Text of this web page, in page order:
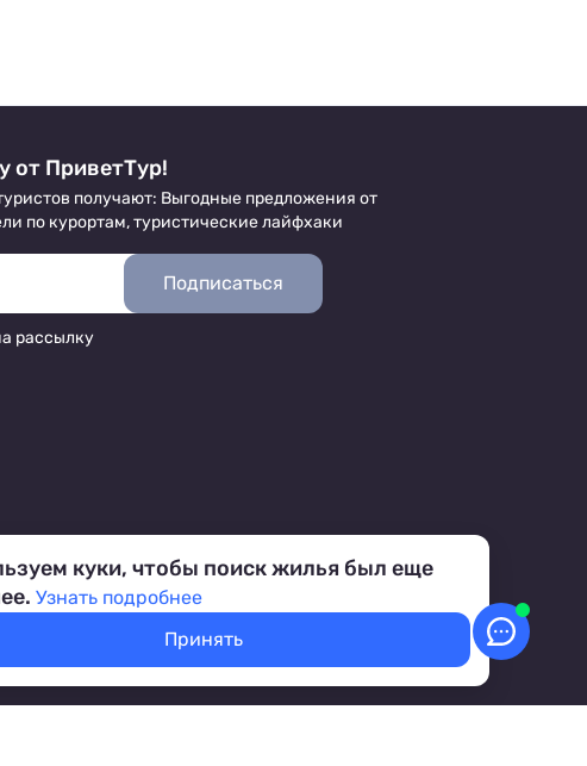
от ПриветТур!
получают: Выгодные предложения от
по курортам, туристические лайфхаки
Подписаться
рассылку
Обработка персональных данных Условия бронирования объектов
куки, чтобы поиск жилья был еще
Узнать подробнее
Принять